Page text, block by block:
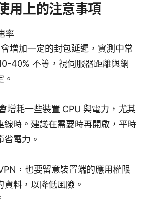
用上的注意事項
率
增加一定的封包延遲，實測中常
40% 不等，視伺服器距離與網
。
增耗一些裝置 CPU 與電力，尤其
線時。建議在需要時再開啟，平時
省電力。
，也要留意裝置端的應用權限
資料，以降低風險。